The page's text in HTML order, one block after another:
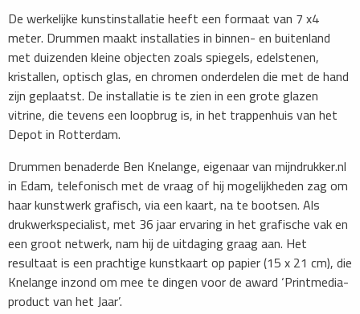
De werkelijke kunstinstallatie heeft een formaat van 7 x4
meter. Drummen maakt installaties in binnen- en buitenland
met duizenden kleine objecten zoals spiegels, edelstenen,
kristallen, optisch glas, en chromen onderdelen die met de hand
zijn geplaatst. De installatie is te zien in een grote glazen
vitrine, die tevens een loopbrug is, in het trappenhuis van het
Depot in Rotterdam.
Drummen benaderde Ben Knelange, eigenaar van mijndrukker.nl
in Edam, telefonisch met de vraag of hij mogelijkheden zag om
haar kunstwerk grafisch, via een kaart, na te bootsen. Als
drukwerkspecialist, met 36 jaar ervaring in het grafische vak en
een groot netwerk, nam hij de uitdaging graag aan. Het
resultaat is een prachtige kunstkaart op papier (15 x 21 cm), die
Knelange inzond om mee te dingen voor de award ‘Printmedia-
product van het Jaar’.